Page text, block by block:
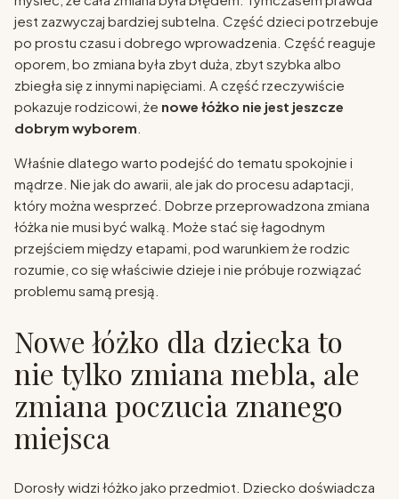
jest zazwyczaj bardziej subtelna. Część dzieci potrzebuje
po prostu czasu i dobrego wprowadzenia. Część reaguje
oporem, bo zmiana była zbyt duża, zbyt szybka albo
zbiegła się z innymi napięciami. A część rzeczywiście
pokazuje rodzicowi, że nowe łóżko nie jest jeszcze
dobrym wyborem
Właśnie dlatego warto podejść do tematu spokojnie i
mądrze. Nie jak do awarii, ale jak do procesu adaptacji,
który można wesprzeć. Dobrze przeprowadzona zmiana
łóżka nie musi być walką. Może stać się łagodnym
przejściem między etapami, pod warunkiem że rodzic
rozumie, co się właściwie dzieje i nie próbuje rozwiązać
problemu samą presją.
Nowe łóżko dla dziecka to
nie tylko zmiana mebla, ale
zmiana poczucia znanego
miejsca
Dorosły widzi łóżko jako przedmiot. Dziecko doświadcza